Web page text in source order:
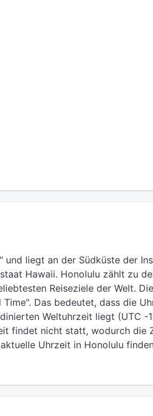
liegt an der Südküste der
Hawaii. Honolulu zählt zu
Reiseziele der Welt. Die
Das bedeutet, dass die
Weltuhrzeit liegt (UTC -
findet nicht statt, wodurch die
Uhrzeit in Honolulu